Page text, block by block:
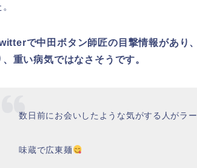
で中田ボタン師匠の目撃情報があり
、重い病気ではなさそうです。
数日前にお会いしたような気がする人が
味蔵で広東麺